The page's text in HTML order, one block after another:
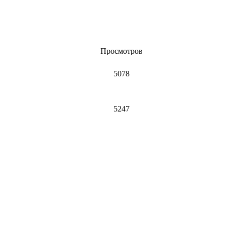
Просмотров
5078
5247